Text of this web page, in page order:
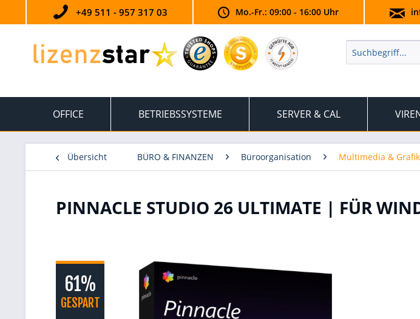
+49 511 - 957 317 03 Mo.-Fr.: 09:00 - 16:00 Uhr
OFFICE BETRIEBSSYSTEME SERVER & CAL
Übersicht BÜRO & FINANZEN Büroorganisation Multimedia & Grafik
PINNACLE STUDIO 26 ULTIMATE | FÜR
61%
GESPART